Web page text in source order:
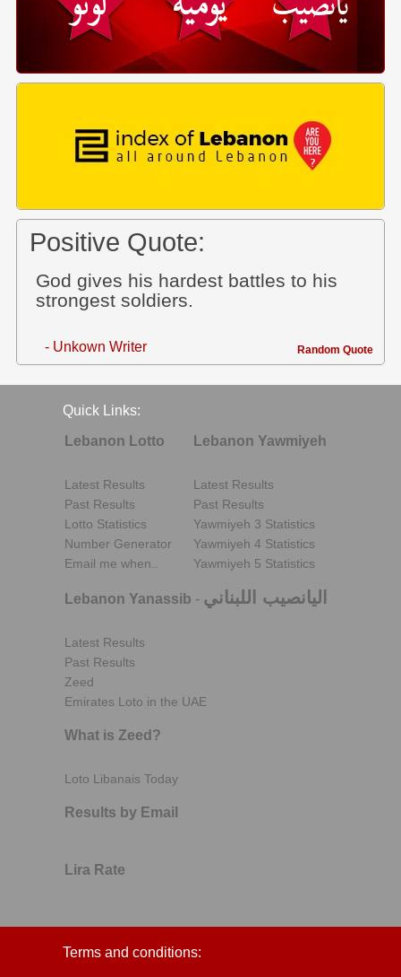
Positive Quote:
God gives his hardest battles to his
strongest soldiers.
- Unkown Writer Random Quote
Quick Links:
Lebanon Lotto
Latest Results
Past Results
Lotto Statistics
Number Generator
Email me when..
Lebanon Yawmiyeh
Latest Results
Past Results
Yawmiyeh 3 Statistics
Yawmiyeh 4 Statistics
Yawmiyeh 5 Statistics
Lebanon Yanassib - اليانصيب اللبناني
Latest Results
Past Results
Zeed
Emirates Loto in the UAE
What is Zeed?
Loto Libanais Today
Results by Email
Lira Rate
Terms and conditions: